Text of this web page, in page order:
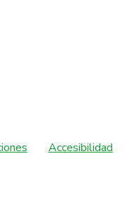
Accesibilidad